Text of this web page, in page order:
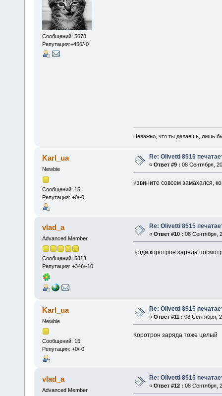
Сообщений: 5678
Репутация:+456/-0
Неважно, что ты делаешь, лишь
Karl_ua
Newbie
Сообщений: 15
Репутация: +0/-0
Re: Olivetti 8515
« Ответ #9 : 08 Сентября,
извините совсем замахался,
vlad_a
Advanced Member
Сообщений: 5813
Репутация: +346/-10
Re: Olivetti 8515
« Ответ #10 : 08 Сентября,
Тогда коротрон заряда
Karl_ua
Newbie
Сообщений: 15
Репутация: +0/-0
Re: Olivetti 8515
« Ответ #11 : 08 Сентября,
Коротрон заряда тоже целый
vlad_a
Advanced Member
Re: Olivetti 8515
« Ответ #12 : 08 Сентября,